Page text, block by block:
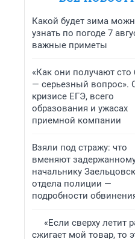
Какой будет зима
узнать по погоде 7
важные приметы
«Как они получают сто
— серьезный вопрос».
кризисе ЕГЭ, всего
образования и ужасах
приемной компании
Взяли под стражу: что
вменяют
начальнику
отдела полиции —
подробности
«Если сверху летит
сжигает мой товар, то